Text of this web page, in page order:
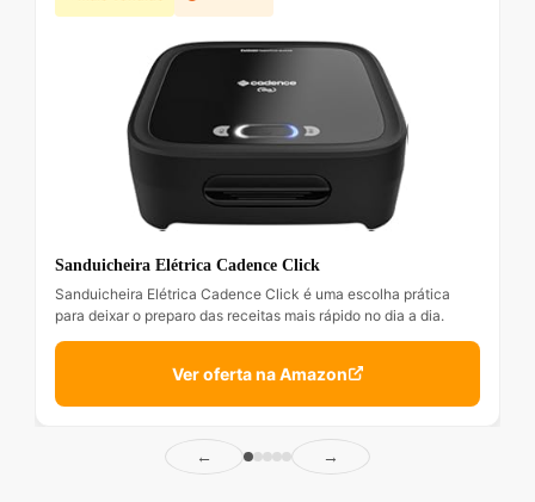
Sanduicheira Elétrica Cadence Click
Sanduicheira Elétrica Cadence Click é uma escolha prática
para deixar o preparo das receitas mais rápido no dia a dia.
Ver oferta na Amazon
← →